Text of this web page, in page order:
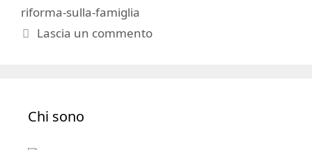
riforma-sulla-famiglia
Lascia un commento
Chi sono